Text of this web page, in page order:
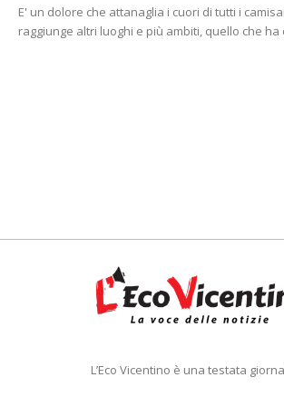
E' un dolore che attanaglia i cuori di tutti i
raggiunge altri luoghi e più ambiti, quello che ha
L’Eco Vicentino è una testata